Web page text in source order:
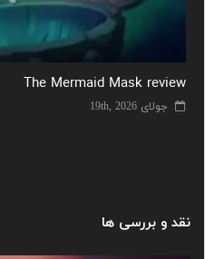
The Mermaid Mask review
جولای 19th, 2026
نقد و بررسی ها